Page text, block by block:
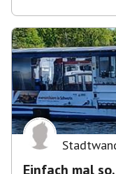
Einfach mal